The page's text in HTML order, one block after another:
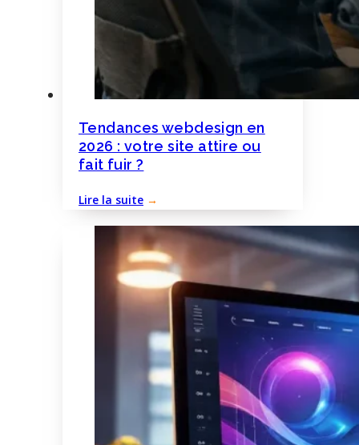
Tendances webdesign en
2026 : votre site attire ou
fait fuir ?
Lire la suite →